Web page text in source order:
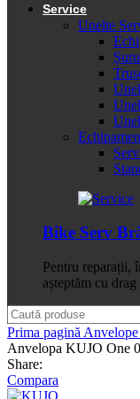
Service
Unelte
Bike Serv
Pentru reparații,
așteptăm cu
Prima pagină
Anvelopa KUJO One
Share:
Compara